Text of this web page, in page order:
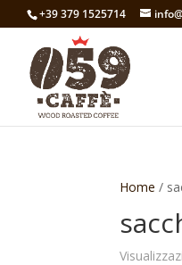
+39 379 1525714
Home /